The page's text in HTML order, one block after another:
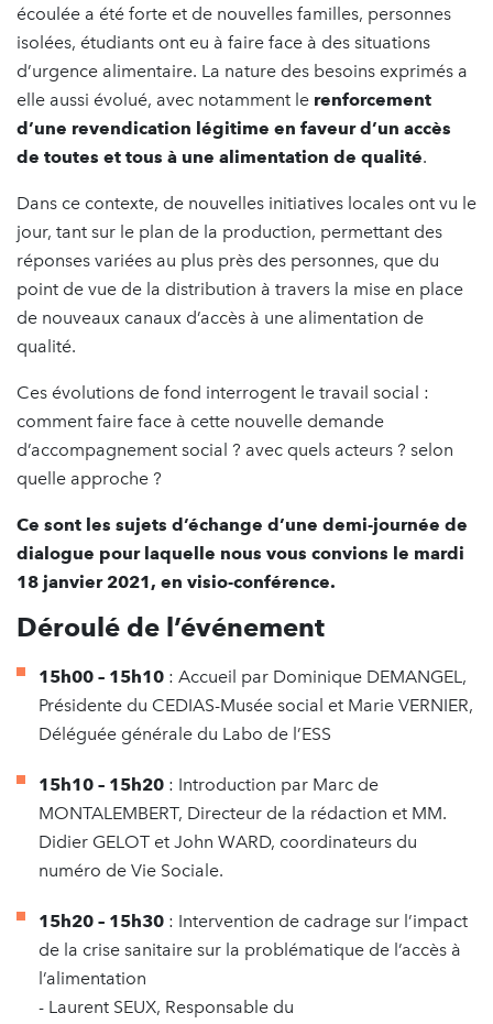
écoulée a été forte et de nouvelles familles, personnes
isolées, étudiants ont eu à faire face à des situations
d’urgence alimentaire. La nature des besoins exprimés a
elle aussi évolué, avec notamment le renforcement
d’une revendication légitime en faveur d’un accès
de toutes et tous à une alimentation de qualité.
Dans ce contexte, de nouvelles initiatives locales ont vu le
jour, tant sur le plan de la production, permettant des
réponses variées au plus près des personnes, que du
point de vue de la distribution à travers la mise en place
de nouveaux canaux d’accès à une alimentation de
qualité.
Ces évolutions de fond interrogent le travail social :
comment faire face à cette nouvelle demande
d’accompagnement social ? avec quels acteurs ? selon
quelle approche ?
Ce sont les sujets d’échange d’une demi-journée de
dialogue pour laquelle nous vous convions le mardi
18 janvier 2021, en visio-conférence.
Déroulé de l’événement
15h00 – 15h10 : Accueil par Dominique DEMANGEL,
Présidente du CEDIAS-Musée social et Marie VERNIER,
Déléguée générale du Labo de l’ESS
15h10 – 15h20 : Introduction par Marc de
MONTALEMBERT, Directeur de la rédaction et MM.
Didier GELOT et John WARD, coordinateurs du
numéro de Vie Sociale.
15h20 – 15h30 : Intervention de cadrage sur l’impact
de la crise sanitaire sur la problématique de l’accès à
l’alimentation
- Laurent SEUX, Responsable du